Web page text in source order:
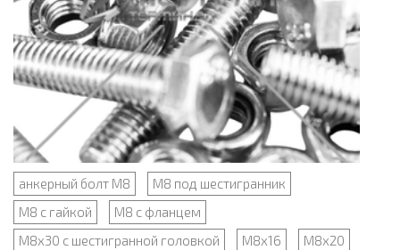
анкерный болт М8
М8 под шестигранник
М8 с гайкой
М8 с фланцем
М8х30 с шестигранной головкой
М8х16
М8х20